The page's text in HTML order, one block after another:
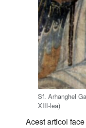
Sf. Arhanghel
XIII-lea)
Acest articol